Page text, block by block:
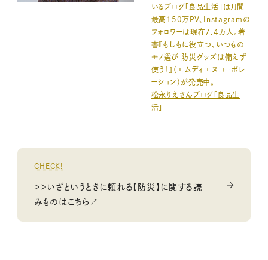
いるブログ「良品生活」は月間
最高150万PV、Instagramの
フォロワーは現在7.4万人。著
書『もしもに役立つ、いつもの
モノ選び 防災グッズは備えず
使う！』（エムディエヌコーポレ
ーション）が発売中。
松永りえさんブログ「良品生
活」
CHECK!
＞＞いざというときに頼れる【防災】に関する読
みものはこちら↗